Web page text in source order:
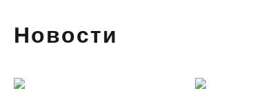
Новости